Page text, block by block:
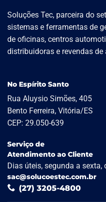
Soluções Tec, parceira do
sistemas e ferramentas de
de oficinas, centros
distribuidoras e revendas de
No Espírito Santo
Rua Aluysio Simões, 405
Bento Ferreira, Vitória/ES
CEP: 29.050-639
Serviço de
Atendimento ao Cliente
Dias úteis, segunda a sexta,
sac@solucoestec.com.br
(27) 3205-4800